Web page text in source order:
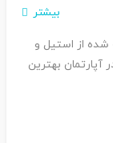
بیشتر
از استیل و
بهترین